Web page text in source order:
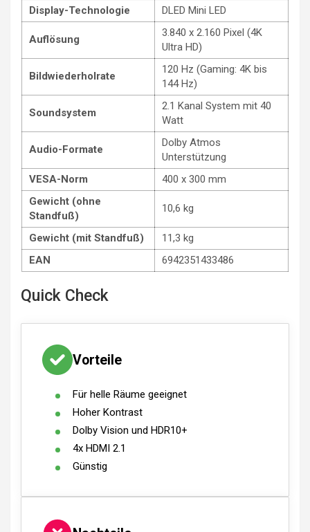
Display-Technologie
DLED Mini LED
Auflösung
3.840 x 2.160 Pixel (4K
Ultra HD)
Bildwiederholrate
120 Hz (Gaming: 4K bis
144 Hz)
Soundsystem
2.1 Kanal System mit 40
Watt
Audio-Formate
Dolby Atmos
Unterstützung
VESA-Norm
400 x 300 mm
Gewicht (ohne
Standfuß)
10,6 kg
Gewicht (mit Standfuß)
11,3 kg
EAN
6942351433486
Quick Check
Vorteile
Für helle Räume geeignet
Hoher Kontrast
Dolby Vision und HDR10+
4x HDMI 2.1
Günstig